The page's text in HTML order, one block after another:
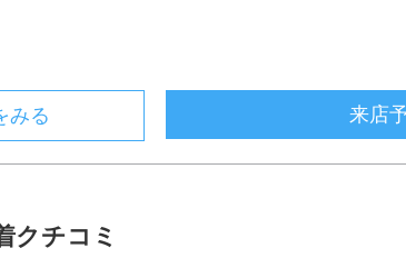
みる 来店
クチコミ